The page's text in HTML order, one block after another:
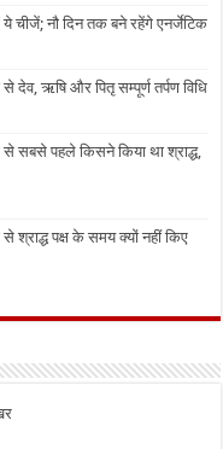
ये चीजें; नौ दिन तक बने रहेंगे एनर्जेटिक
देव, ऋषि और पितृ सम्पूर्ण तर्पण विधि
से सबसे पहले किसने किया था श्राद्ध,
श्राद्ध पक्ष के समय क्यों नहीं किए